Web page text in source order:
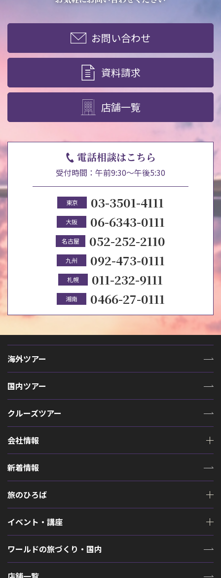
お問い合わせ
資料請求
店舗一覧
電話相談はこちら
受付時間：午前9:30～午後5:30
東京 03-3501-4111
大阪 06-6343-0111
名古屋 052-252-2110
九州 092-473-0111
札幌 011-232-9111
湘南 0466-27-0111
海外ツアー
国内ツアー
クルーズツアー
会社情報
新着情報
旅のひろば
イベント・講座
ワールドの旅づくり・国内